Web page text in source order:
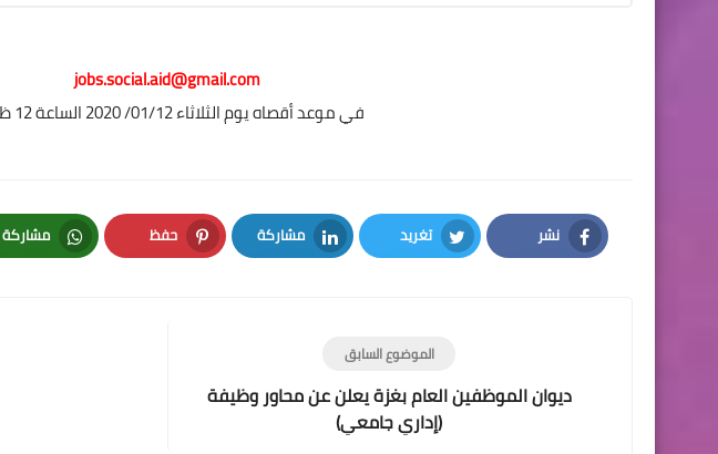
jobs.social.aid@gmail.com
في موعد أقصاه يوم الثلاثاء 01/12/ 2020 الساعة 12 ظهرا.
نشر
Facebook
تغريد
Twitter
مشاركة
LinkedIn
حفظ
Pinterest
مشاركة
Whatsapp
الموضوع السابق
ديوان الموظفين العام بغزة يعلن عن محاور وظيفة
(إداري جامعي)